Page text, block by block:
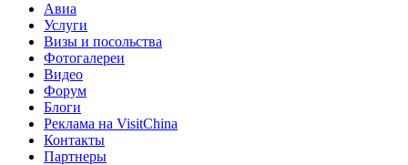
Авиа
Услуги
Визы и посольства
Фотогалереи
Видео
Форум
Блоги
Реклама на VisitChina
Контакты
Партнеры